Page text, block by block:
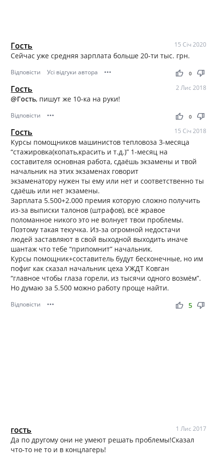
Гость 15 Січ 2020
Сейчас уже средняя зарплата больше 20-ти тыс. грн.
Відповісти Усі відгуки автора ••• thumb_up thumb_down
0
Гость 2 Лис 2018
@Гость, пишут же 10-ка на руки!
Відповісти ••• thumb_up thumb_down
0
Гость 15 Січ 2018
Курсы помощников машинистов тепловоза 3-месяца
“стажировка(копать,красить и т.д.)” 1-месяц на
составителя основная работа, сдаёшь экзамены и твой
начальник на этих экзаменах говорит
экзаменатору нужен ты ему или нет и соответственно ты
сдаёшь или нет экзамены.
Зарплата 5.500+2.000 премия которую сложно получить
из-за выписки талонов (штрафов), всё жравое
поломанное никого это не волнует твои проблемы.
Поэтому такая текучка. Из-за огромной недостачи
людей заставляют в свой выходной выходить иначе
шантаж что тебе “припомнит” начальник.
Курсы помощник+составитель будут бесконечные, но им
пофиг как сказал начальник цеха УЖДТ Ковган
“главное чтобы глаза горели, из тысячи одного возмём”.
Но думаю за 5.500 можно работу проще найти.
Відповісти ••• thumb_up thumb_down
5
гость 1 Лис 2017
Да по другому они не умеют решать проблемы!Сказал
что-то не то и в концлагерь!